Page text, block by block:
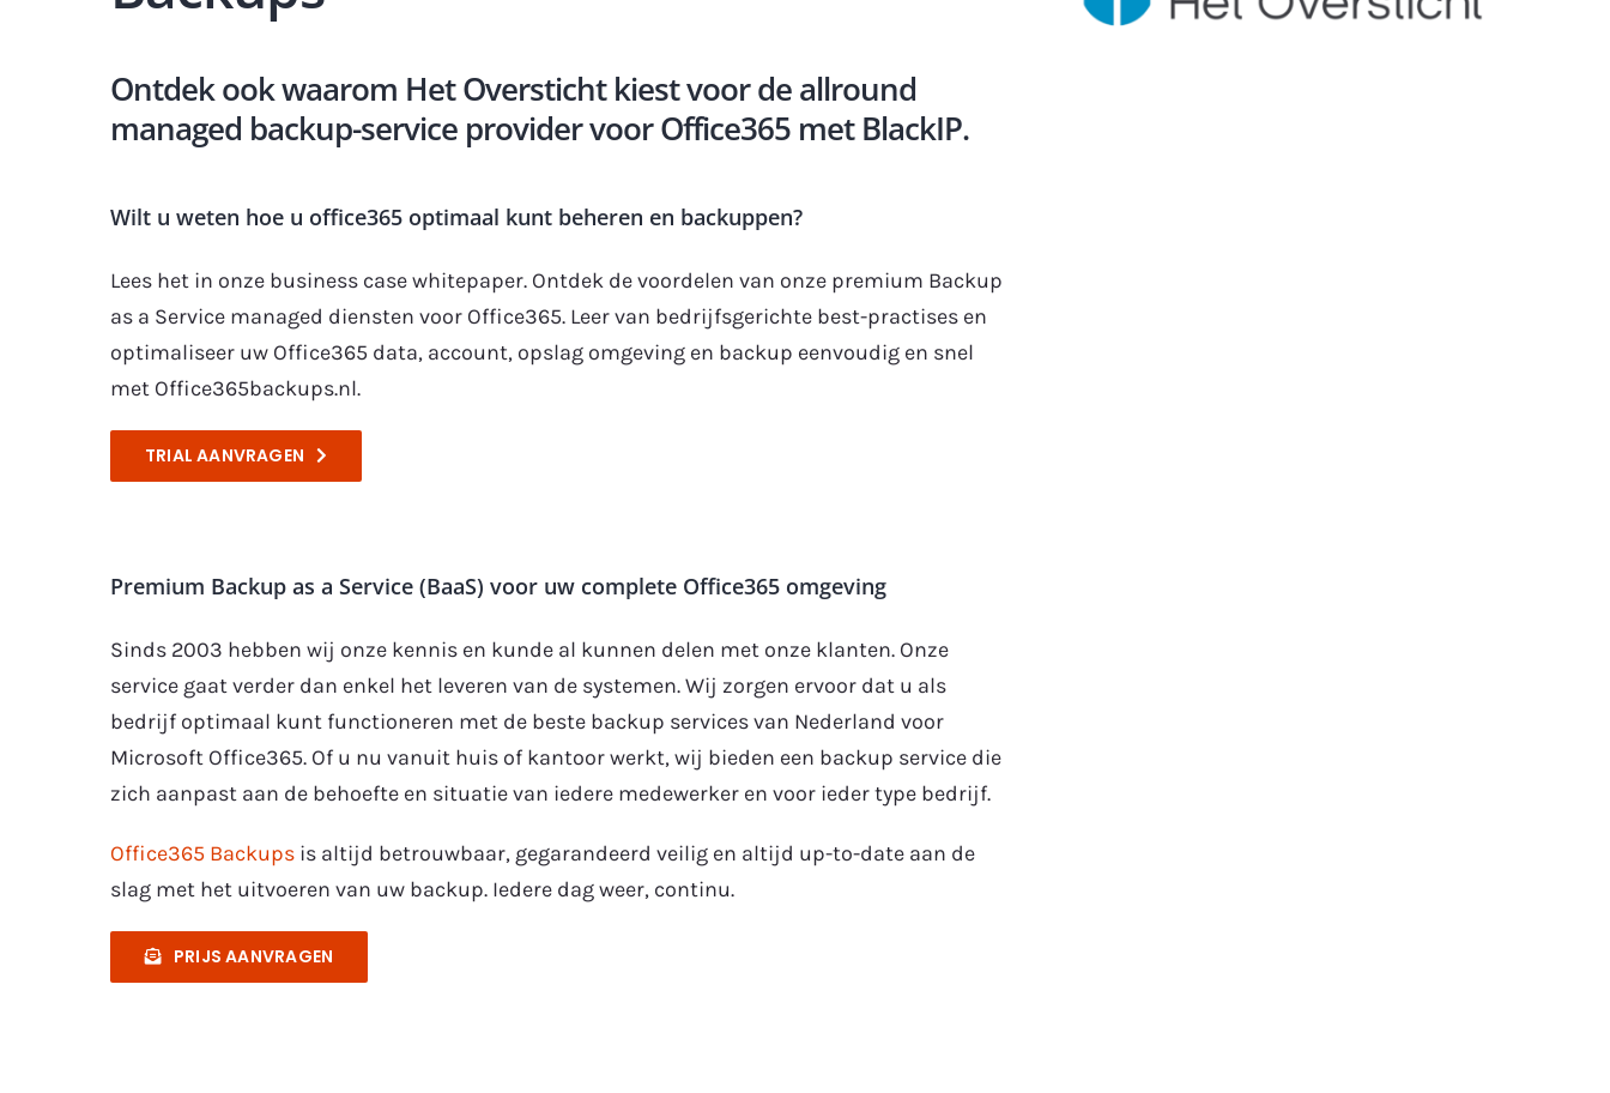
Ontdek ook waarom Het Oversticht kiest voor de allround
managed backup-service provider voor Office365 met BlackIP.
Wilt u weten hoe u office365 optimaal kunt beheren en backuppen?
Lees het in onze business case whitepaper. Ontdek de voordelen van onze premium Backup
as a Service managed diensten voor Office365. Leer van bedrijfsgerichte best-practises en
optimaliseer uw Office365 data, account, opslag omgeving en backup eenvoudig en snel
met Office365backups.nl.
TRIAL AANVRAGEN
Premium Backup as a Service (BaaS) voor uw complete Office365 omgeving
Sinds 2003 hebben wij onze kennis en kunde al kunnen delen met onze klanten. Onze
service gaat verder dan enkel het leveren van de systemen. Wij zorgen ervoor dat u als
bedrijf optimaal kunt functioneren met de beste backup services van Nederland voor
Microsoft Office365. Of u nu vanuit huis of kantoor werkt, wij bieden een backup service die
zich aanpast aan de behoefte en situatie van iedere medewerker en voor ieder type bedrijf.
Office365 Backupsis altijd betrouwbaar, gegarandeerd veilig en altijd up-to-date aan de
slag met het uitvoeren van uw backup. Iedere dag weer, continu.
PRIJS AANVRAGEN